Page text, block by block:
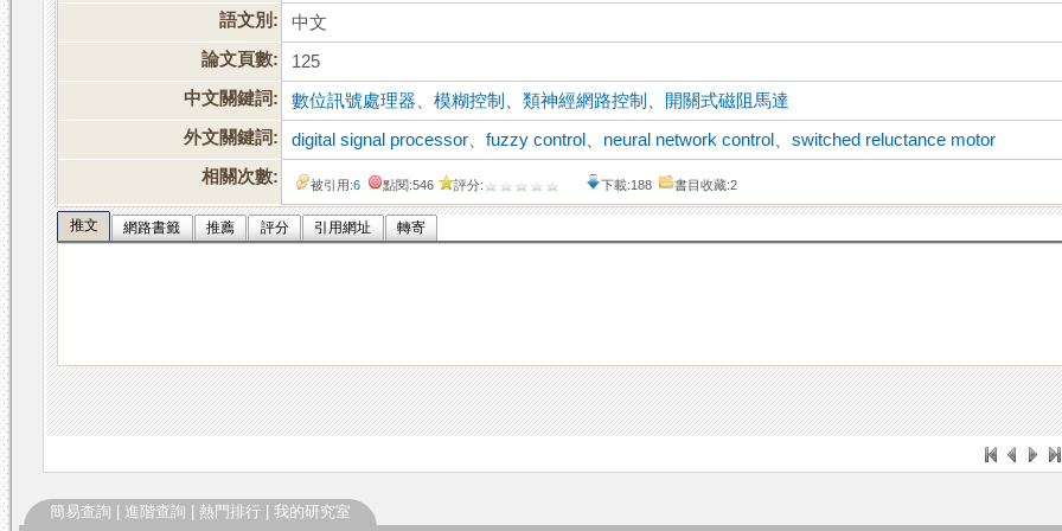
語文別:
中文
論文頁數:
125
中文關鍵詞:
數位訊號處理器 、模糊控制 、類神經網路控制
開關式磁阻馬達
外文關鍵詞:
digital signal processor 、fuzzy control neural network control 、switched reluctance motor
相關次數:
被引用:6 點閱:546 評分: 下載:188 書目收藏:2
推文 網路書籤 推薦 評分 引用網址 轉寄
簡易查詢 進階查詢 熱門排行 我的研究室